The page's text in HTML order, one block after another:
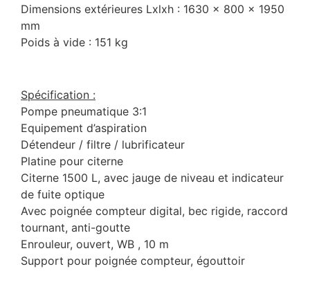
Dimensions extérieures Lxlxh : 1630 x 800 x 1950
mm
Poids à vide : 151 kg
Spécification :
Pompe pneumatique 3:1
Equipement d’aspiration
Détendeur / filtre / lubrificateur
Platine pour citerne
Citerne 1500 L, avec jauge de niveau et indicateur
de fuite optique
Avec poignée compteur digital, bec rigide, raccord
tournant, anti-goutte
Enrouleur, ouvert, WB , 10 m
Support pour poignée compteur, égouttoir